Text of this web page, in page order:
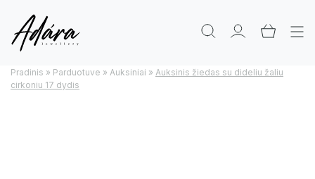
Pradinis » Parduotuve » Auksiniai » Auksinis žiedas su dideliu žaliu
cirkoniu 17 dydis